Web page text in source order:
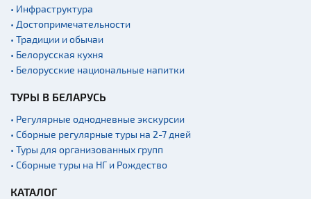
• Инфраструктура
• Достопримечательности
• Традиции и обычаи
• Белорусская кухня
• Белорусские национальные напитки
ТУРЫ В БЕЛАРУСЬ
• Регулярные однодневные экскурсии
• Сборные регулярные туры на 2-7 дней
• Туры для организованных групп
• Сборные туры на НГ и Рождество
КАТАЛОГ